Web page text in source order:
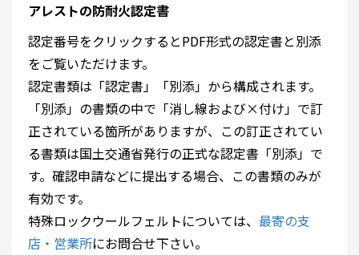
アレストの防耐火認定書
認定番号をクリックするとPDF形式の認定書と別添
をご覧いただけます。
認定書類は「認定書」「別添」から構成されます。
「別添」の書類の中で「消し線および×付け」で訂
正されている箇所がありますが、この訂正されてい
る書類は国土交通省発行の正式な認定書「別添」で
す。確認申請などに提出する場合、この書類のみが
有効です。
特殊ロックウールフェルトについては、 最寄の支
店・営業所にお問合せ下さい。